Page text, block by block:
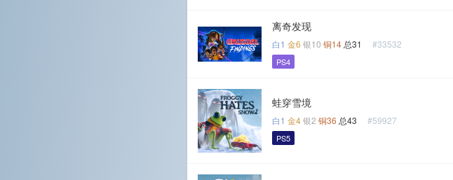
离奇发现
白1 金6 银10 铜14 总31 #33532
PS4
蛙穿雪境
白1 金4银2 铜36 总43 #59927
PS5